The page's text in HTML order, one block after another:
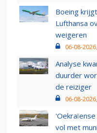
Boeing
Lufthansa
weigeren
06-08-
Analyse
duurder
de reiziger
06-08-
vol met